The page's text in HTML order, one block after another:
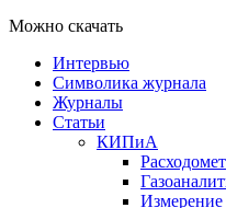
Можно скачать
Интервью
Символика журнала
Журналы
Статьи
КИПиА
Измерение